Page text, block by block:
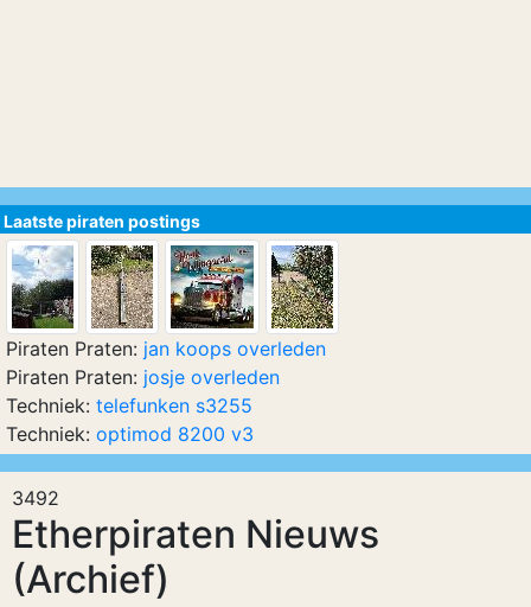
3492
Etherpiraten Nieuws
(Archief)
Laatste piraten postings
Piraten Praten: jan koops overleden
Piraten Praten: josje overleden
Techniek: telefunken s3255
Techniek: optimod 8200 v3